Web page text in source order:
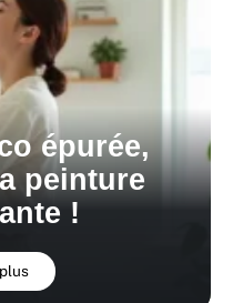
épurée,
peinture
!